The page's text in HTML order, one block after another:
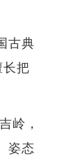
古典
把
岭，
姿态